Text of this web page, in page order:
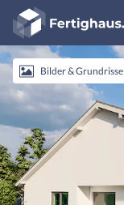
Fertighaus
Logo
AnmeldenBilder & Grundrisse